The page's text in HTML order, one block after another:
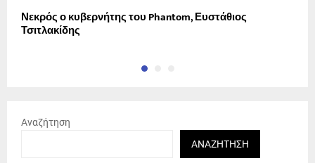
Νεκρός ο κυβερνήτης του Phantom, Ευστάθιος
Τσιτλακίδης
Αναζήτηση
ΑΝΑΖΉΤΗΣΗ